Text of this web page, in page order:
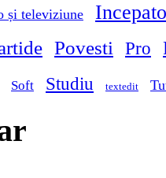
și televiziune
Povesti Pro
Soft Studiu textedit